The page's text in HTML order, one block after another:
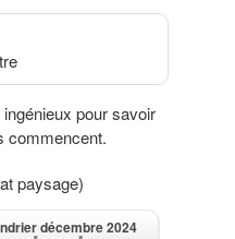
pour savoir
commencent.
paysage)
décembre 2024